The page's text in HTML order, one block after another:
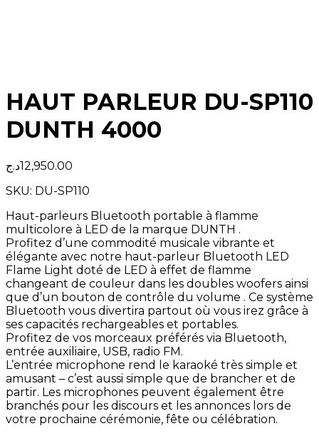
HAUT PARLEUR DU-SP110
DUNTH 4000
12,950.00د.ج
SKU: DU-SP110
Haut-parleurs Bluetooth portable à flamme
multicolore à LED de la marque DUNTH .
Profitez d’une commodité musicale vibrante et
élégante avec notre haut-parleur Bluetooth LED
Flame Light doté de LED à effet de flamme
changeant de couleur dans les doubles woofers ainsi
que d’un bouton de contrôle du volume . Ce système
Bluetooth vous divertira partout où vous irez grâce à
ses capacités rechargeables et portables.
Profitez de vos morceaux préférés via Bluetooth,
entrée auxiliaire, USB, radio FM.
L’entrée microphone rend le karaoké très simple et
amusant – c’est aussi simple que de brancher et de
partir. Les microphones peuvent également être
branchés pour les discours et les annonces lors de
votre prochaine cérémonie, fête ou célébration.